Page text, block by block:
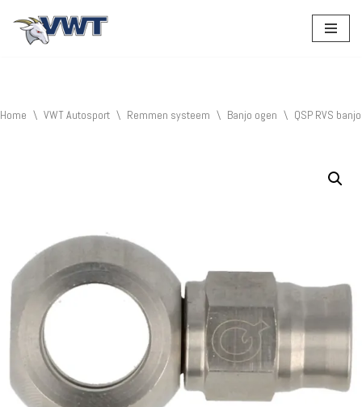
Home \ VWT Autosport \ Remmen systeem \ Banjo ogen \ QSP RVS